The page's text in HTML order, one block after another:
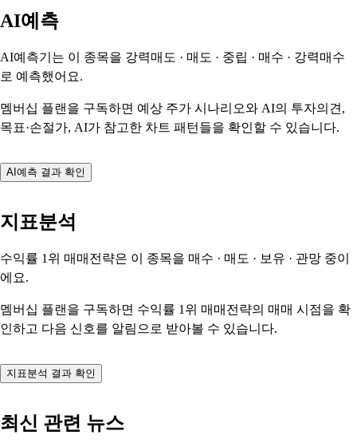
AI예측
AI예측기는 이 종목을 강력매도 · 매도 · 중립 · 매수 · 강력매수
로 예측했어요.
멤버십 플랜을 구독하면 예상 주가 시나리오와 AI의 투자의견,
목표·손절가, AI가 참고한 차트 패턴들을 확인할 수 있습니다.
AI예측 결과 확인
지표분석
수익률 1위 매매전략은 이 종목을 매수 · 매도 · 보유 · 관망 중이
에요.
멤버십 플랜을 구독하면 수익률 1위 매매전략의 매매 시점을 확
인하고 다음 신호를 알림으로 받아볼 수 있습니다.
지표분석 결과 확인
최신 관련 뉴스